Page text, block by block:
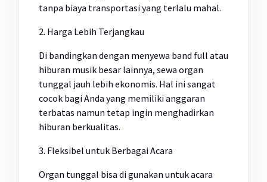
tanpa biaya transportasi yang terlalu mahal.
2. Harga Lebih Terjangkau
Di bandingkan dengan menyewa band full atau
hiburan musik besar lainnya, sewa organ
tunggal jauh lebih ekonomis. Hal ini sangat
cocok bagi Anda yang memiliki anggaran
terbatas namun tetap ingin menghadirkan
hiburan berkualitas.
3. Fleksibel untuk Berbagai Acara
Organ tunggal bisa di gunakan untuk acara